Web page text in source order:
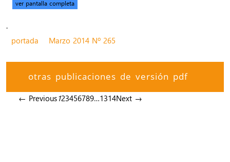
ver pantalla completa
.
portada
Marzo 2014 Nº 265
otras publicaciones de versión pdf
← Previous123456789…1314Next →